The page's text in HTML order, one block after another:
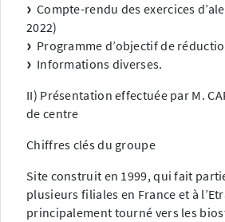
Compte-rendu des exercices
2022)
Programme d’objectif de
Informations diverses.
II) Présentation effectuée par M.
de centre
Chiffres clés du groupe
Site construit en 1999, qui fait
plusieurs filiales en France et à
principalement tourné vers les